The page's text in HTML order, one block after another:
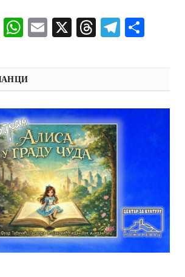
ViberWhatsApp
Email
X Threads